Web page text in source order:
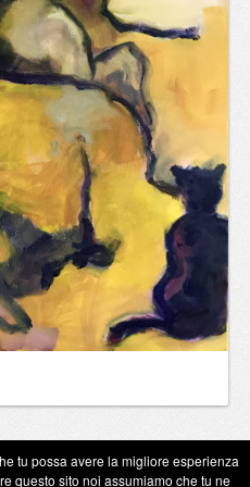
tu possa avere la migliore esperienza
questo sito noi assumiamo che tu ne